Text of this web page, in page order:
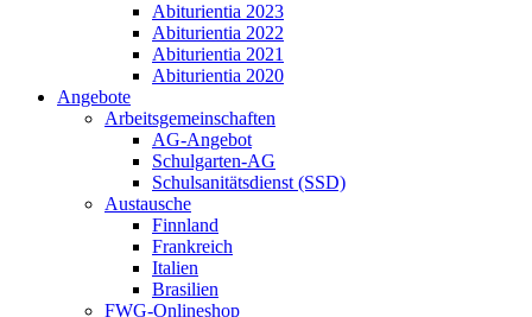
Abiturientia 2023
Abiturientia 2022
Abiturientia 2021
Abiturientia 2020
Angebote
Arbeitsgemeinschaften
AG-Angebot
Schulgarten-AG
Schulsanitätsdienst (SSD)
Austausche
Finnland
Frankreich
Italien
Brasilien
FWG-Onlineshop